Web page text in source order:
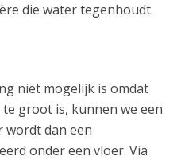
die water tegenhoudt.
niet mogelijk is omdat
groot is, kunnen we een
wordt dan een
onder een vloer. Via